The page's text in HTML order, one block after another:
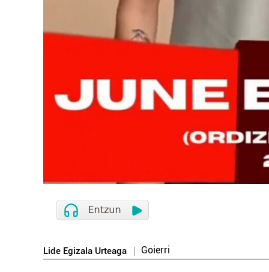
Lide Egizala Urteaga Goierri